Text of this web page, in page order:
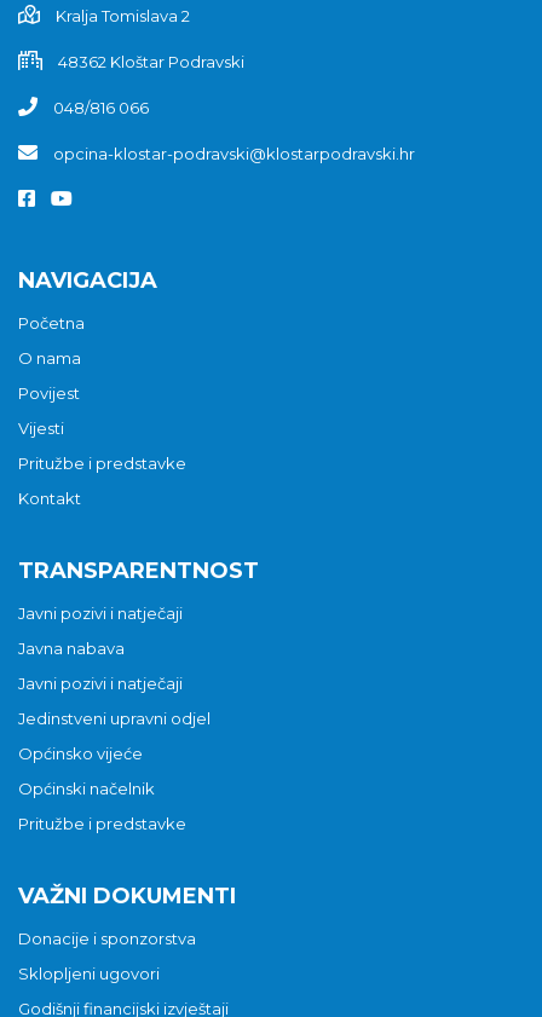
Kralja Tomislava 2
48362 Kloštar Podravski
048/816 066
opcina-klostar-podravski@klostarpodravski.hr
NAVIGACIJA
Početna
O nama
Povijest
Vijesti
Pritužbe i predstavke
Kontakt
TRANSPARENTNOST
Javni pozivi i natječaji
Javna nabava
Javni pozivi i natječaji
Jedinstveni upravni odjel
Općinsko vijeće
Općinski načelnik
Pritužbe i predstavke
VAŽNI DOKUMENTI
Donacije i sponzorstva
Sklopljeni ugovori
Godišnji financijski izvještaji